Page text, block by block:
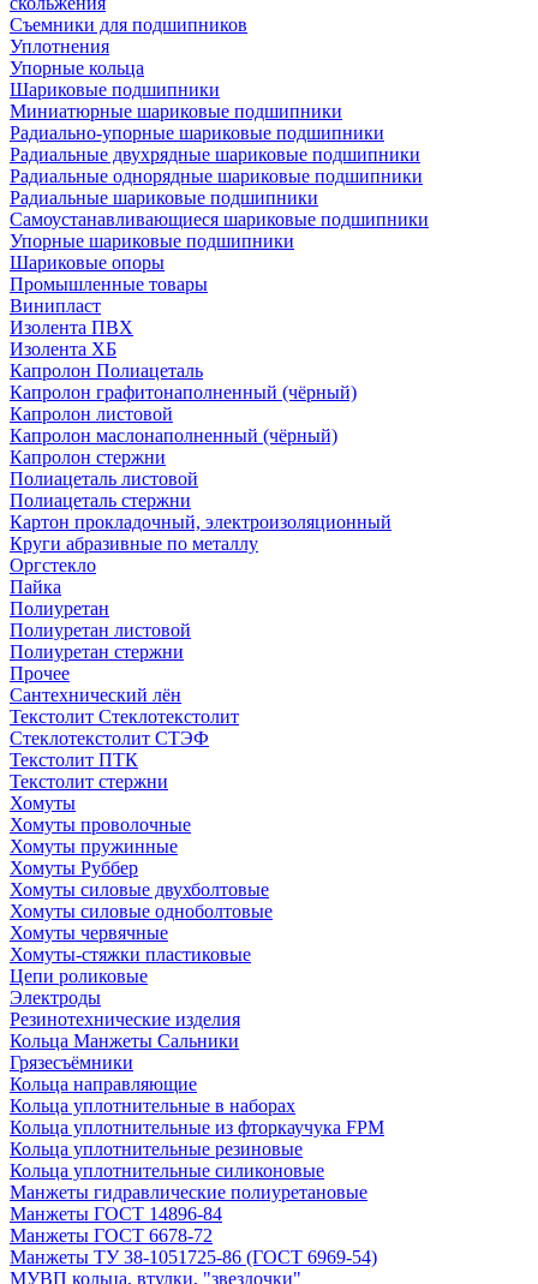
Съемники для подшипников
Уплотнения
Упорные кольца
Шариковые подшипники
Миниатюрные шариковые подшипники
Радиально-упорные шариковые подшипники
Радиальные двухрядные шариковые подшипники
Радиальные однорядные шариковые подшипники
Радиальные шариковые подшипники
Самоустанавливающиеся шариковые подшипники
Упорные шариковые подшипники
Шариковые опоры
Промышленные товары
Винипласт
Изолента ПВХ
Изолента ХБ
Капролон Полиацеталь
Капролон графитонаполненный (чёрный)
Капролон листовой
Капролон маслонаполненный (чёрный)
Капролон стержни
Полиацеталь листовой
Полиацеталь стержни
Картон прокладочный, электроизоляционный
Круги абразивные по металлу
Оргстекло
Пайка
Полиуретан
Полиуретан листовой
Полиуретан стержни
Прочее
Сантехнический лён
Текстолит Стеклотекстолит
Стеклотекстолит СТЭФ
Текстолит ПТК
Текстолит стержни
Хомуты
Хомуты проволочные
Хомуты пружинные
Хомуты Руббер
Хомуты силовые двухболтовые
Хомуты силовые одноболтовые
Хомуты червячные
Хомуты-стяжки пластиковые
Цепи роликовые
Электроды
Резинотехнические изделия
Кольца Манжеты Сальники
Грязесъёмники
Кольца направляющие
Кольца уплотнительные в наборах
Кольца уплотнительные из фторкаучука FPM
Кольца уплотнительные резиновые
Кольца уплотнительные силиконовые
Манжеты гидравлические полиуретановые
Манжеты ГОСТ 14896-84
Манжеты ГОСТ 6678-72
Манжеты ТУ 38-1051725-86 (ГОСТ 6969-54)
МУВП кольца, втулки, "звездочки"